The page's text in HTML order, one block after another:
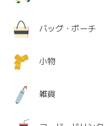
バッグ・ポーチ
小物
雑貨